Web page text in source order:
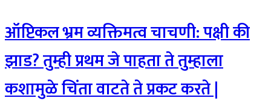
ऑप्टिकल भ्रम व्यक्तिमत्व चाचणी: पक्षी की
झाड? तुम्ही प्रथम जे पाहता ते तुम्हाला
कशामुळे चिंता वाटते ते प्रकट करते |